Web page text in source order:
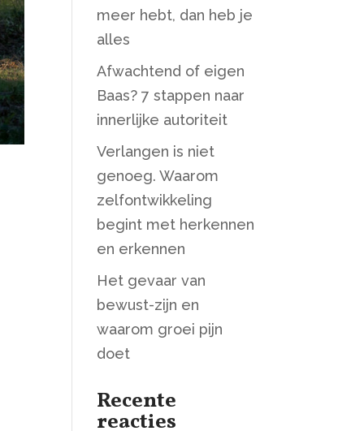
meer hebt, dan heb je
alles
Afwachtend of eigen
Baas? 7 stappen naar
innerlijke autoriteit
Verlangen is niet
genoeg. Waarom
zelfontwikkeling
begint met herkennen
en erkennen
Het gevaar van
bewust-zijn en
waarom groei pijn
doet
Recente
reacties